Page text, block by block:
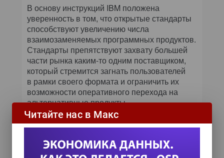
В основу инструкций IBM положена
уверенность в том, что открытые стандарты
способствуют увеличению числа
взаимозаменяемых программных продуктов.
Стандарты препятствуют захвату большей
части рынка каким-то одним поставщиком,
который стремится загнать пользователей
в рамки своего формата и ограничить их
возможности оперативного перехода на
альтернативные продукты.
Microsoft долгое время обвиняли в том, что
она доминирует на рынке офисных программ
за счет использования закрытых форматов.
Однако корпорация изменила курс
Читайте нас в Макс